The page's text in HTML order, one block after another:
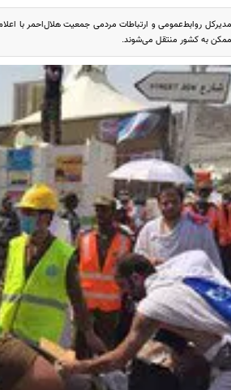
مدیرکل روابط‌عمومی و ارتباطات مردمی جمعیت هلال‌احمر با
ممکن به کشور منتقل می‌شوند.